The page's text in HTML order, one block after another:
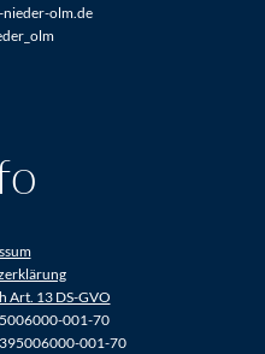
nieder-olm.de
Art. 13 DS-GVO
001-70
001-70